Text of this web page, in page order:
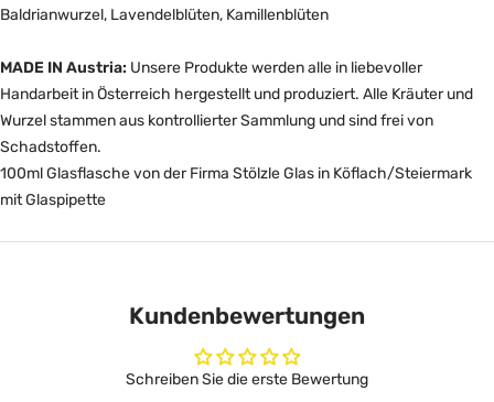
Baldrianwurzel, Lavendelblüten, Kamillenblüten
MADE IN Austria: Unsere Produkte werden alle in liebevoller
Handarbeit in Österreich hergestellt und produziert. Alle Kräuter und
Wurzel stammen aus kontrollierter Sammlung und sind frei von
Schadstoffen.
100ml Glasflasche von der Firma Stölzle Glas in Köflach/Steiermark
mit Glaspipette
Kundenbewertungen
Schreiben Sie die erste Bewertung